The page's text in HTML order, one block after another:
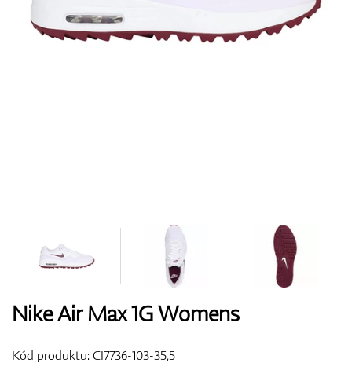
Boty
Bagy
Nike Air Max 1G Womens
Kód produktu:CI7736-103-35,5